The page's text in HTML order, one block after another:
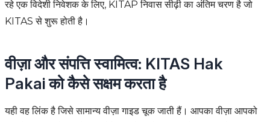
रहे एक विदेशी निवेशक के लिए, KITAP निवास सीढ़ी का अंतिम चरण है जो
KITAS से शुरू होती है।
वीज़ा और संपत्ति स्वामित्व: KITAS Hak
Pakai को कैसे सक्षम करता है
यही वह लिंक है जिसे सामान्य वीज़ा गाइड चूक जाती हैं। आपका वीज़ा आपको